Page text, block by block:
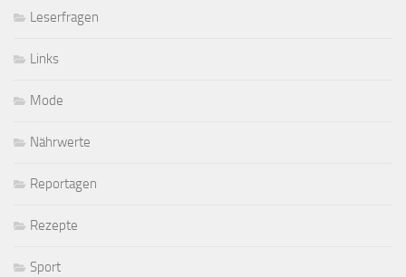
Leserfragen
Links
Mode
Nährwerte
Reportagen
Rezepte
Sport